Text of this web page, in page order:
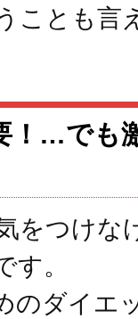
ことも言
！…でも
をつけな
す。
のダイエ